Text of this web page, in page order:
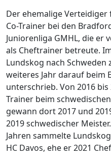
Der ehemalige
Co-Trainer bei den
Juniorenliga GMHL, die er
als Cheftrainer betreute.
Lundskog nach Schweden
weiteres Jahr darauf beim
unterschrieb. Von 2016
Trainer beim
gewann dort 2017 und
2019 schwedischer
Jahren sammelte
HC Davos, ehe er 2021